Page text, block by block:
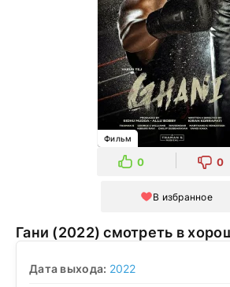
Фильм
0 0
В избранное
Гани (2022) смотреть в
Дата выхода: 2022